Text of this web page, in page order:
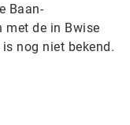
Baan-
met de in Bwise
nog niet bekend.